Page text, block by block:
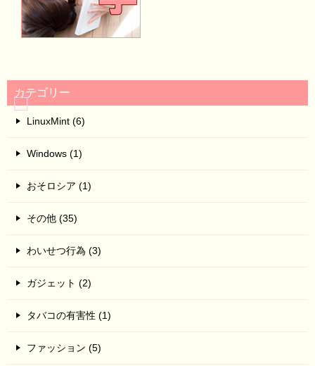
カテゴリー
LinuxMint (6)
Windows (1)
おそロシア (1)
その他 (35)
わいせつ行為 (3)
ガジェット (2)
タバコの有害性 (1)
ファッション (5)